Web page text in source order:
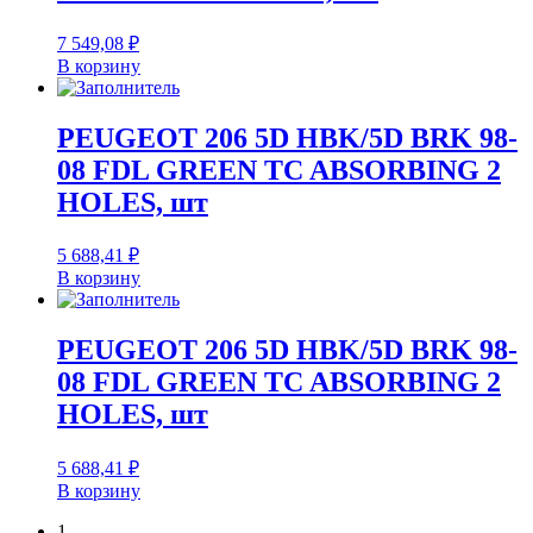
7 549,08 ₽
В корзину
PEUGEOT 206 5D HBK/5D BRK 98-
08 FDL GREEN TC ABSORBING 2
HOLES, шт
5 688,41 ₽
В корзину
PEUGEOT 206 5D HBK/5D BRK 98-
08 FDL GREEN TC ABSORBING 2
HOLES, шт
5 688,41 ₽
В корзину